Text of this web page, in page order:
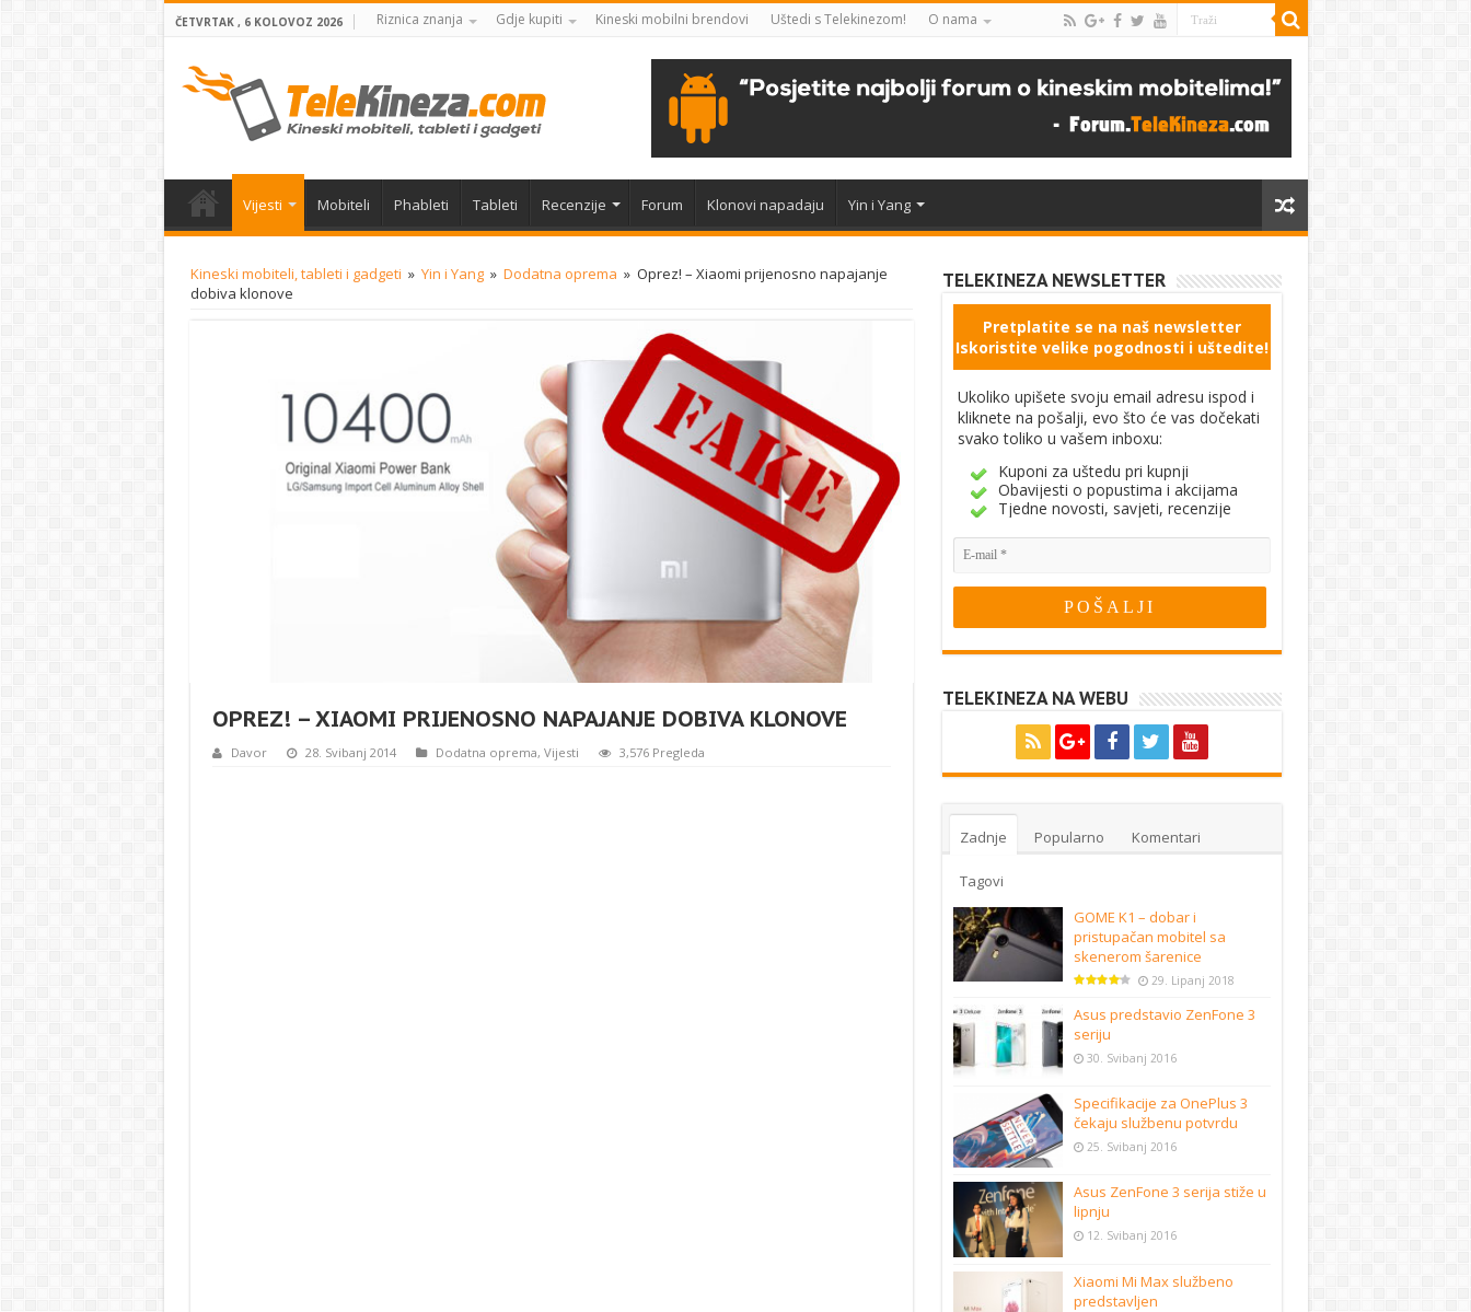
ČETVRTAK , 6 KOLOVOZ 2026 Riznica znanja Gdje kupiti Kineski mobilni brendovi Uštedi s Telekinezom! O nama
Vijesti Mobiteli Phableti Tableti Recenzije Forum Klonovi napadaju Yin i Yang
Kineski mobiteli, tableti i gadgeti » Yin i Yang » Dodatna oprema » Oprez! – Xiaomi prijenosno napajanje
dobiva klonove
OPREZ! – XIAOMI PRIJENOSNO NAPAJANJE DOBIVA KLONOVE
Davor 28. Svibanj 2014 Dodatna oprema, Vijesti 3,576 Pregleda
TELEKINEZA NEWSLETTER
Pretplatite se na naš newsletter
Iskoristite velike pogodnosti i uštedite!
Ukoliko upišete svoju email adresu ispod i
kliknete na pošalji, evo što će vas dočekati
svako toliko u vašem inboxu:
Kuponi za uštedu pri kupnji
Obavijesti o popustima i akcijama
Tjedne novosti, savjeti, recenzije
TELEKINEZA NA WEBU
Zadnje Popularno Komentari
Tagovi
GOME K1 – dobar i
pristupačan mobitel sa
skenerom šarenice
29. Lipanj 2018
Asus predstavio ZenFone 3
seriju
30. Svibanj 2016
Specifikacije za OnePlus 3
čekaju službenu potvrdu
25. Svibanj 2016
Asus ZenFone 3 serija stiže u
lipnju
12. Svibanj 2016
Xiaomi Mi Max službeno
predstavljen